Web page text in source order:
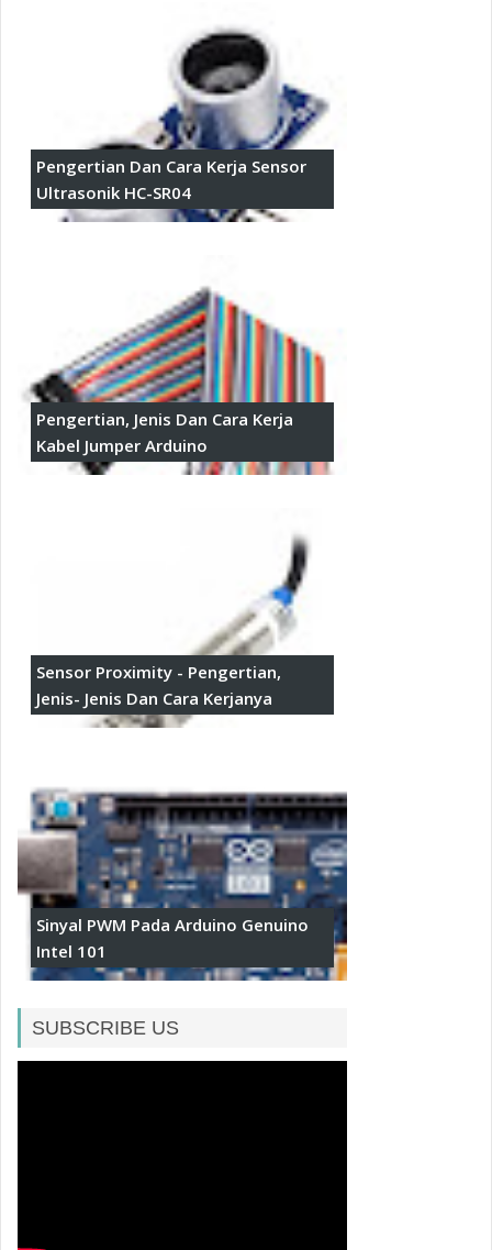
Pengertian Dan Cara Kerja Sensor
Ultrasonik HC-SR04
Pengertian, Jenis Dan Cara Kerja
Kabel Jumper Arduino
Sensor Proximity - Pengertian,
Jenis- Jenis Dan Cara Kerjanya
Sinyal PWM Pada Arduino Genuino
Intel 101
SUBSCRIBE US